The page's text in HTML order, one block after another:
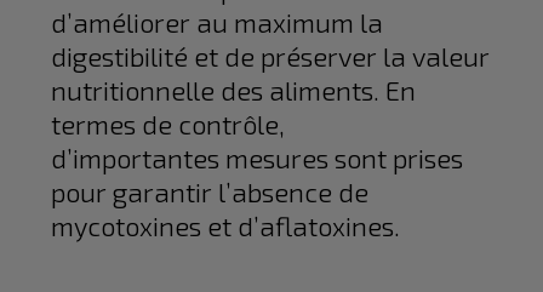
d’améliorer au maximum la
digestibilité et de préserver la valeur
nutritionnelle des aliments. En
termes de contrôle,
d’importantes mesures sont prises
pour garantir l’absence de
mycotoxines et d’aflatoxines.